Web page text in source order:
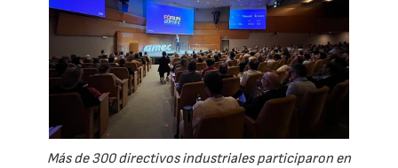
Más de 300 directivos industriales participaron en